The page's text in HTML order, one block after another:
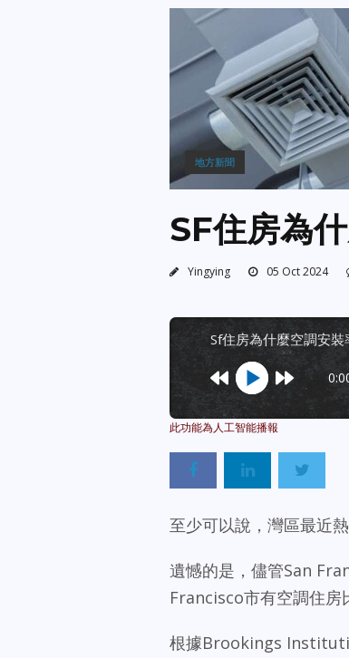
地方新聞
SF住房為
Yingying 05 Oct 2024
sf住房為什麼空調安裝
至少可以說，灣區最近
遺憾的是，儘管San
Francisco市有空調住房
根據Brookings